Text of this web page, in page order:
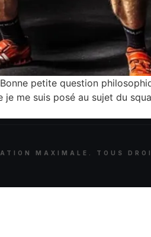
petite question
me suis posé au sujet du
MAXIMALE. TOUS